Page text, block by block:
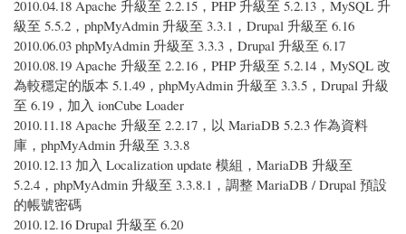
2010.04.18 Apache 升級至 2.2.15，PHP 升級至 5.2.13，MySQL 升
級至 5.5.2，phpMyAdmin 升級至 3.3.1，Drupal 升級至 6.16
2010.06.03 phpMyAdmin 升級至 3.3.3，Drupal 升級至 6.17
2010.08.19 Apache 升級至 2.2.16，PHP 升級至 5.2.14，MySQL 改
為較穩定的版本 5.1.49，phpMyAdmin 升級至 3.3.5，Drupal 升級
至 6.19，加入 ionCube Loader
2010.11.18 Apache 升級至 2.2.17，以 MariaDB 5.2.3 作為資料
庫，phpMyAdmin 升級至 3.3.8
2010.12.13 加入 Localization update 模組，MariaDB 升級至
5.2.4，phpMyAdmin 升級至 3.3.8.1，調整 MariaDB / Drupal 預設
的帳號密碼
2010.12.16 Drupal 升級至 6.20